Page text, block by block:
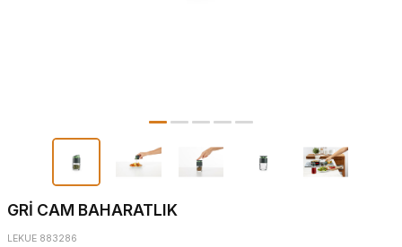
GRİ CAM BAHARATLIK
LEKUE 883286